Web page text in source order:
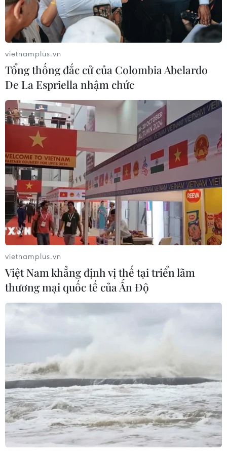
Hàn Quốc xác nhận Triều Tiên
phóng ít nhất 1 tên lửa đạn đạo tầm
ngắn
06/08/2026 09:41
Quân đội Hàn Quốc thông báo Triều
Tiên phóng vật thể chưa xác định
06/08/2026 08:31
Dấu mốc quan trọng trong quan hệ
Việt Nam-Australia
06/08/2026 08:29
Hàn Quốc tăng cường giải pháp
ngăn chặn đánh bạc trực tuyến trong
quân đội
06/08/2026 04:52
Tổng Bí thư, Chủ tịch nước Tô Lâm
sẽ thăm cấp Nhà nước tới Australia và
Mỹ phát tín hiệu ủng hộ ổn định
đồng won của Hàn Quốc
05/08/2026 23:26
Nhật Bản: Nội các thông qua chính
vietnamplus.vn
Tổng thống đắc cử của Colombia Abelardo
De La Espriella nhậm chức
vietnamplus.vn
Việt Nam khẳng định vị thế tại triển lãm
thương mại quốc tế của Ấn Độ